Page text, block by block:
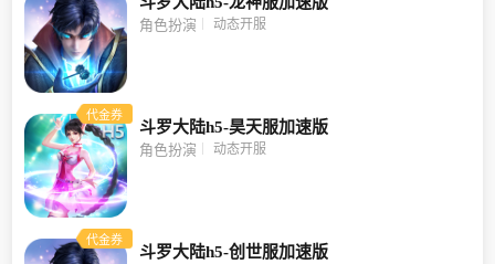
角色扮演 动态开服
代金券
斗罗大陆h5-昊天服加速版
角色扮演 动态开服
代金券
斗罗大陆h5-创世服加速版